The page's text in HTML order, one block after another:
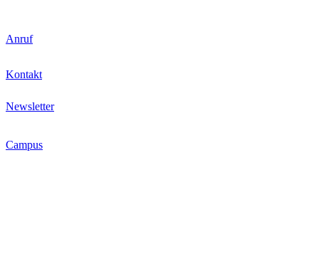
Anruf
Kontakt
Newsletter
Campus